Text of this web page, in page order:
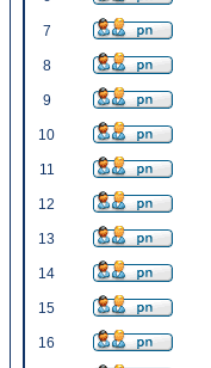
7
8
9
10
11
12
13
14
15
16